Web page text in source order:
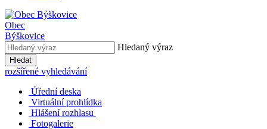
Obec
Býškovice
Hledaný výraz
Hledat
rozšířené vyhledávání
Úřední deska
Virtuální prohlídka
Hlášení rozhlasu
Fotogalerie